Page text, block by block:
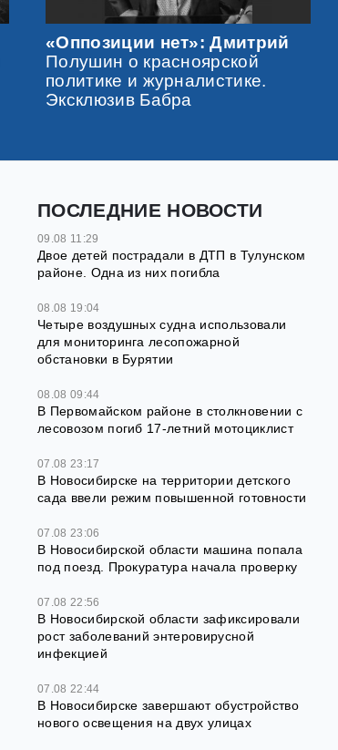
«Оппозиции нет»: Дмитрий
Полушин о красноярской
политике и журналистике.
Эксклюзив Бабра
ПОСЛЕДНИЕ НОВОСТИ
09.08 11:29
Двое детей пострадали в ДТП в Тулунском
районе. Одна из них погибла
08.08 19:04
Четыре воздушных судна использовали
для мониторинга лесопожарной
обстановки в Бурятии
08.08 09:44
В Первомайском районе в столкновении с
лесовозом погиб 17-летний мотоциклист
07.08 23:17
В Новосибирске на территории детского
сада ввели режим повышенной готовности
07.08 23:06
В Новосибирской области машина попала
под поезд. Прокуратура начала проверку
07.08 22:56
В Новосибирской области зафиксировали
рост заболеваний энтеровирусной
инфекцией
07.08 22:44
В Новосибирске завершают обустройство
нового освещения на двух улицах